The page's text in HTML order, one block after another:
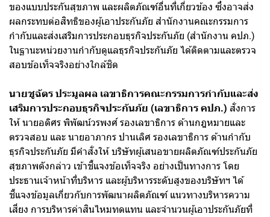
ของแบบประกันสุขภาพ และผลิตภัณฑ์อื่นที่เกี่ยวข้อง ซึ่งอาจส่ง
ผลกระทบต่อสิทธิของผู้เอาประกันภัย สำนักงานคณะกรรมการ
กำกับและส่งเสริมการประกอบธุรกิจประกันภัย (สำนักงาน คปภ.)
ในฐานะหน่วยงานกำกับดูแลธุรกิจประกันภัย ได้ติดตามและตรวจ
สอบข้อเท็จจริงอย่างใกล้ชิด
นายชูฉัตร ประมูลผล เลขาธิการคณะกรรมการกำกับและส่ง
เสริมการประกอบธุรกิจประกันภัย (เลขาธิการ คปภ.) สั่งการ
ให้ นายอดิศร พิพัฒน์วรพงศ์ รองเลขาธิการ ด้านกฎหมายและ
ตรวจสอบ และ นายอาภากร ปานเลิศ รองเลขาธิการ ด้านกำกับ
ธุรกิจประกันภัย มีคำสั่งให้ บริษัทผู้เสนอขายผลิตภัณฑ์ประกันภัย
สุขภาพดังกล่าว เข้าชี้แจงข้อเท็จจริง อย่างเป็นทางการ โดย
ประธานเจ้าหน้าที่บริหาร และผู้บริหารระดับสูงของบริษัทฯ ได้
ชี้แจงข้อมูลเกี่ยวกับการพัฒนาผลิตภัณฑ์ แนวทางบริหารความ
เสี่ยง การบริหารค่าสินไหมทดแทน และจำนวนผู้เอาประกันภัยที่